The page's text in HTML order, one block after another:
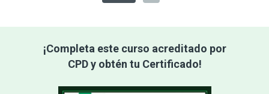
¡Completa este curso acreditado por
CPD y obtén tu Certificado!